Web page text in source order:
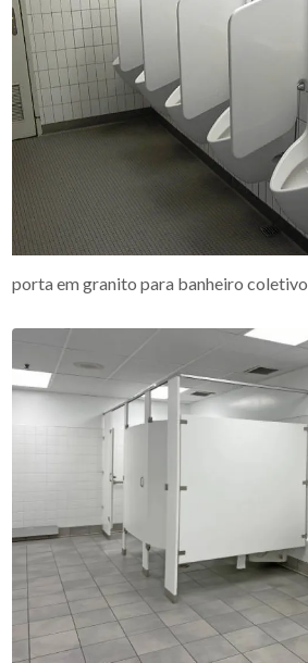
porta em granito para banheiro coletivo